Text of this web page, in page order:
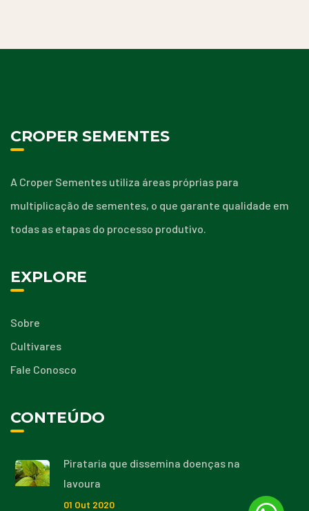
CROPER SEMENTES
A Croper Sementes utiliza áreas próprias para
multiplicação de sementes, o que garante qualidade em
todas as etapas do processo produtivo.
EXPLORE
Sobre
Cultivares
Fale Conosco
CONTEÚDO
Pirataria que dissemina doenças na
lavoura
01 Out 2020